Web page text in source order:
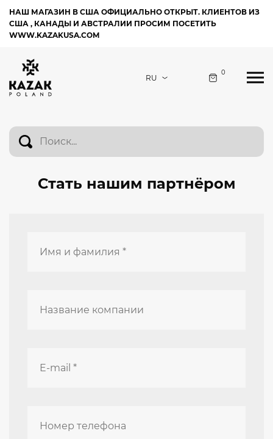
НАШ МАГАЗИН В США ОФИЦИАЛЬНО ОТКРЫТ. КЛИЕНТОВ ИЗ
США , КАНАДЫ И АВСТРАЛИИ ПРОСИМ ПОСЕТИТЬ
WWW.KAZAKUSA.COM
0
Стать нашим партнёром